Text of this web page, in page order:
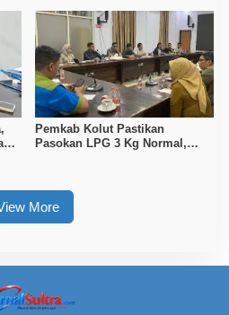
Pemkab Kolut Pastikan
Pasokan LPG 3 Kg Normal,
More